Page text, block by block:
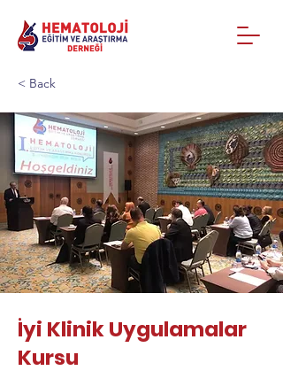
< Back
İyi Klinik Uygulamalar
Kursu